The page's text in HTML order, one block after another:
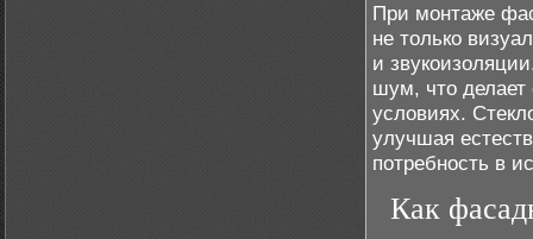
При монтаже
не только
и
шум, что делает
условиях.
улучшая
потребность в
Как